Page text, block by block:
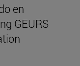
en
GEURS